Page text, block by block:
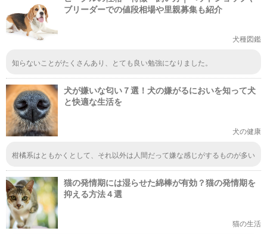
ブリーダーでの値段相場や里親募集も紹介
犬種図鑑
知らないことがたくさんあり、とても良い勉強になりました。
犬が嫌いな匂い７選！犬の嫌がるにおいを知って犬
と快適な生活を
犬の健康
柑橘系はともかくとして、それ以外は人間だって嫌な感じがするものが多い
ん
猫の発情期には湿らせた綿棒が有効？猫の発情期を
抑える方法４選
猫の生活